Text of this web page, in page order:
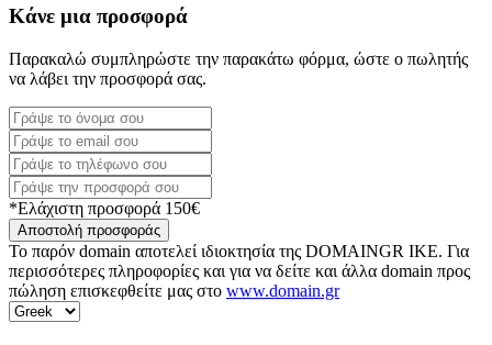
Κάνε μια προσφορά
Παρακαλώ συμπληρώστε την παρακάτω φόρμα, ώστε ο πωλητής
να λάβει την προσφορά σας.
*Ελάχιστη προσφορά 150€
Αποστολή προσφοράς
Το παρόν domain αποτελεί ιδιοκτησία της DOMAINGR ΙΚΕ. Για
περισσότερες πληροφορίες και για να δείτε και άλλα domain προς
πώληση επισκεφθείτε μας στο www.domain.gr